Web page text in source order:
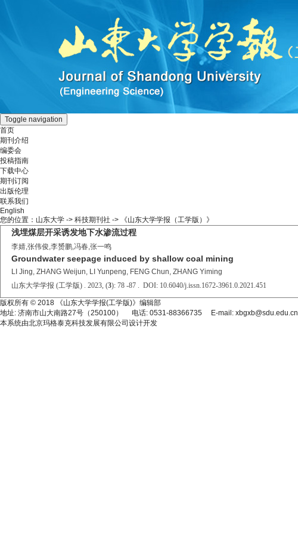
Toggle navigation
首页
期刊介绍
编委会
投稿指南
下载中心
期刊订阅
出版伦理
联系我们
English
您的位置： 山东大学 -> 科技期刊社 -> 《山东大学学报（工学版）》
浅埋煤层开采诱发地下水渗流过程
李婧,张伟俊,李赟鹏,冯春,张一鸣
Groundwater seepage induced by shallow coal mining
LI Jing, ZHANG Weijun, LI Yunpeng, FENG Chun, ZHANG Yiming
山东大学学报 (工学版) . 2023, (3): 78 -87 . DOI: 10.6040/j.issn.1672-3961.0.2021.451
版权所有 © 2018 《山东大学学报(工学版)》编辑部
地址: 济南市山大南路27号（250100） 电话: 0531-88366735 E-mail: xbgxb@sdu.edu.cn
本系统由北京玛格泰克科技发展有限公司 设计开发